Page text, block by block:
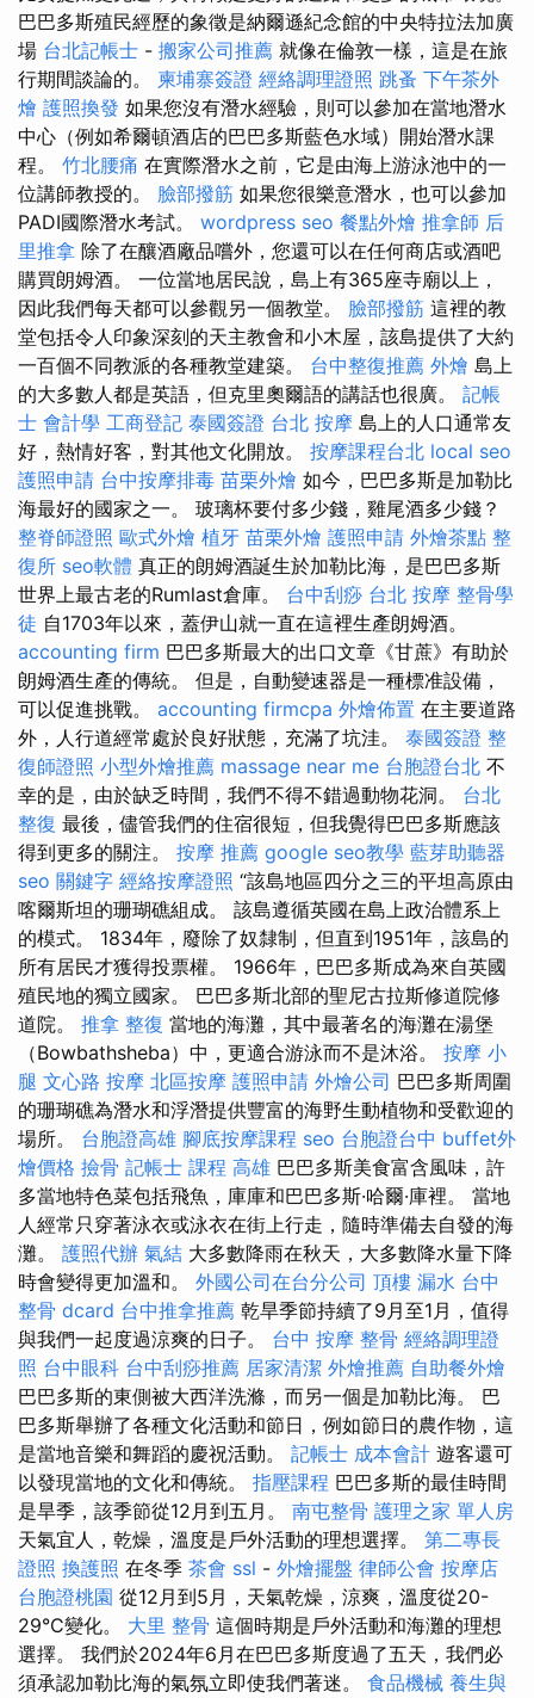
巴巴多斯殖民經歷的象徵是納爾遜紀念館的中央特拉法加廣
場 台北記帳士 - 搬家公司推薦 就像在倫敦一樣，這是在旅
行期間談論的。 柬埔寨簽證 經絡調理證照 跳蚤 下午茶外
燴 護照換發 如果您沒有潛水經驗，則可以參加在當地潛水
中心（例如希爾頓酒店的巴巴多斯藍色水域）開始潛水課
程。 竹北腰痛 在實際潛水之前，它是由海上游泳池中的一
位講師教授的。 臉部撥筋 如果您很樂意潛水，也可以參加
PADI國際潛水考試。 wordpress seo 餐點外燴 推拿師 后
里推拿 除了在釀酒廠品嚐外，您還可以在任何商店或酒吧
購買朗姆酒。 一位當地居民說，島上有365座寺廟以上，
因此我們每天都可以參觀另一個教堂。 臉部撥筋 這裡的教
堂包括令人印象深刻的天主教會和小木屋，該島提供了大約
一百個不同教派的各種教堂建築。 台中整復推薦 外燴 島上
的大多數人都是英語，但克里奧爾語的講話也很廣。 記帳
士 會計學 工商登記 泰國簽證 台北 按摩 島上的人口通常友
好，熱情好客，對其他文化開放。 按摩課程台北 local seo
護照申請 台中按摩排毒 苗栗外燴 如今，巴巴多斯是加勒比
海最好的國家之一。 玻璃杯要付多少錢，雞尾酒多少錢？
整脊師證照 歐式外燴 植牙 苗栗外燴 護照申請 外燴茶點 整
復所 seo軟體 真正的朗姆酒誕生於加勒比海，是巴巴多斯
世界上最古老的Rumlast倉庫。 台中刮痧 台北 按摩 整骨學
徒 自1703年以來，蓋伊山就一直在這裡生產朗姆酒。
accounting firm 巴巴多斯最大的出口文章《甘蔗》有助於
朗姆酒生產的傳統。 但是，自動變速器是一種標准設備，
可以促進挑戰。 accounting firmcpa 外燴佈置 在主要道路
外，人行道經常處於良好狀態，充滿了坑洼。 泰國簽證 整
復師證照 小型外燴推薦 massage near me 台胞證台北 不
幸的是，由於缺乏時間，我們不得不錯過動物花洞。 台北
整復 最後，儘管我們的住宿很短，但我覺得巴巴多斯應該
得到更多的關注。 按摩 推薦 google seo教學 藍芽助聽器
seo 關鍵字 經絡按摩證照 “該島地區四分之三的平坦高原由
喀爾斯坦的珊瑚礁組成。 該島遵循英國在島上政治體系上
的模式。 1834年，廢除了奴隸制，但直到1951年，該島的
所有居民才獲得投票權。 1966年，巴巴多斯成為來自英國
殖民地的獨立國家。 巴巴多斯北部的聖尼古拉斯修道院修
道院。 推拿 整復 當地的海灘，其中最著名的海灘在湯堡
（Bowbathsheba）中，更適合游泳而不是沐浴。 按摩 小
腿 文心路 按摩 北區按摩 護照申請 外燴公司 巴巴多斯周圍
的珊瑚礁為潛水和浮潛提供豐富的海野生動植物和受歡迎的
場所。 台胞證高雄 腳底按摩課程 seo 台胞證台中 buffet外
燴價格 撿骨 記帳士 課程 高雄 巴巴多斯美食富含風味，許
多當地特色菜包括飛魚，庫庫和巴巴多斯·哈爾·庫裡。 當地
人經常只穿著泳衣或泳衣在街上行走，隨時準備去自發的海
灘。 護照代辦 氣結 大多數降雨在秋天，大多數降水量下降
時會變得更加溫和。 外國公司在台分公司 頂樓 漏水 台中
整骨 dcard 台中推拿推薦 乾旱季節持續了9月至1月，值得
與我們一起度過涼爽的日子。 台中 按摩 整骨 經絡調理證
照 台中眼科 台中刮痧推薦 居家清潔 外燴推薦 自助餐外燴
巴巴多斯的東側被大西洋洗滌，而另一個是加勒比海。 巴
巴多斯舉辦了各種文化活動和節日，例如節日的農作物，這
是當地音樂和舞蹈的慶祝活動。 記帳士 成本會計 遊客還可
以發現當地的文化和傳統。 指壓課程 巴巴多斯的最佳時間
是旱季，該季節從12月到五月。 南屯整骨 護理之家 單人房
天氣宜人，乾燥，溫度是戶外活動的理想選擇。 第二專長
證照 換護照 在冬季 茶會 ssl - 外燴擺盤 律師公會 按摩店
台胞證桃園 從12月到5月，天氣乾燥，涼爽，溫度從20-
29°C變化。 大里 整骨 這個時期是戶外活動和海灘的理想
選擇。 我們於2024年6月在巴巴多斯度過了五天，我們必
須承認加勒比海的氣氛立即使我們著迷。 食品機械 養生與